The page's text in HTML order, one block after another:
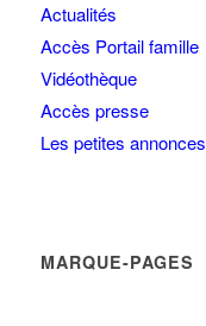
Actualités
Accès Portail famille
Vidéothèque
Accès presse
Les petites annonces
MARQUE-PAGES